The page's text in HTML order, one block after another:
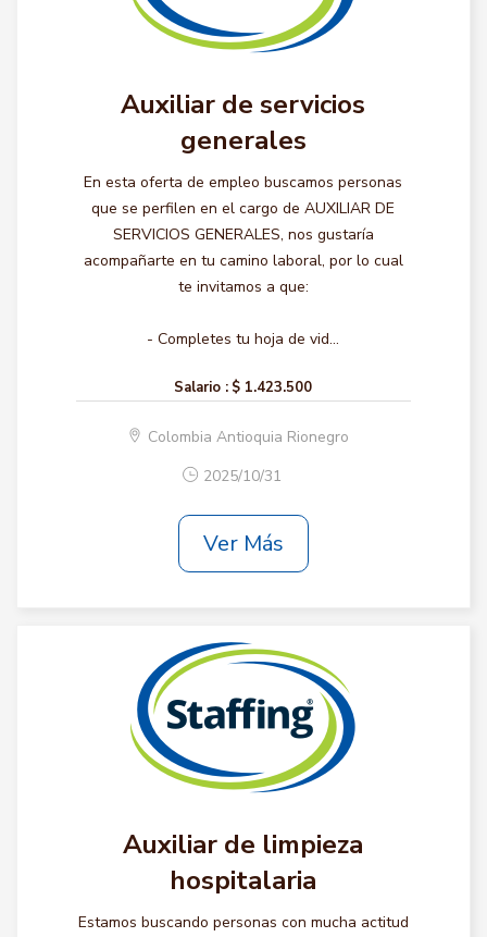
Auxiliar de servicios
generales
En esta oferta de empleo buscamos personas
que se perfilen en el cargo de AUXILIAR DE
SERVICIOS GENERALES, nos gustaría
acompañarte en tu camino laboral, por lo cual
te invitamos a que:
- Completes tu hoja de vid...
Salario : $ 1.423.500
Colombia Antioquia Rionegro
2025/10/31
Ver Más
Auxiliar de limpieza
hospitalaria
Estamos buscando personas con mucha actitud